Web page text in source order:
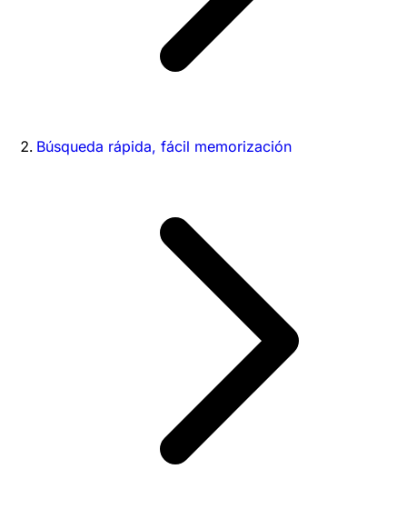
Búsqueda rápida, fácil memorización